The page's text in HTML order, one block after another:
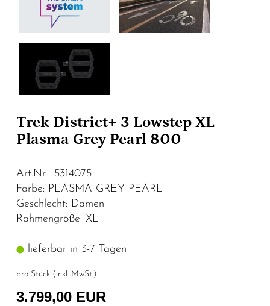
Trek District+ 3 Lowstep XL
Plasma Grey Pearl 800
Art.Nr. 5314075
Farbe: PLASMA GREY PEARL
Geschlecht: Damen
Rahmengröße: XL
lieferbar in 3-7 Tagen
pro Stück (inkl. MwSt.)
3.799,00 EUR